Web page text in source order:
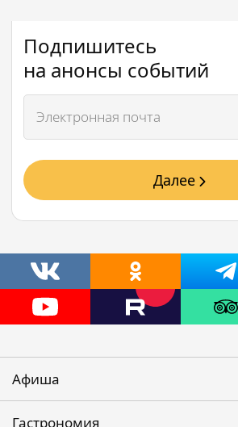
Подпишитесь
на анонсы событий
Далее
Афиша
Гастрономия